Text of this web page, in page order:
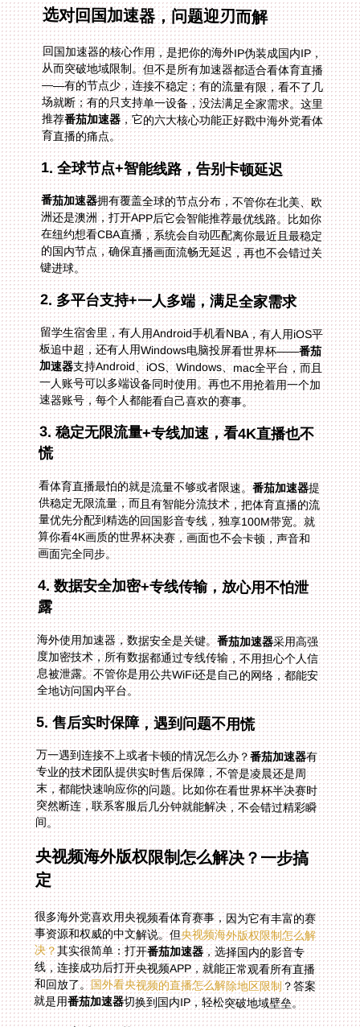
选对回国加速器，问题迎刃而解
回国加速器的核心作用，是把你的海外IP伪装成国内IP，
从而突破地域限制。但不是所有加速器都适合看体育直播
——有的节点少，连接不稳定；有的流量有限，看不了几
场就断；有的只支持单一设备，没法满足全家需求。这里
推荐番茄加速器，它的六大核心功能正好戳中海外党看体
育直播的痛点。
1. 全球节点+智能线路，告别卡顿延迟
番茄加速器拥有覆盖全球的节点分布，不管你在北美、欧
洲还是澳洲，打开APP后它会智能推荐最优线路。比如你
在纽约想看CBA直播，系统会自动匹配离你最近且最稳定
的国内节点，确保直播画面流畅无延迟，再也不会错过关
键进球。
2. 多平台支持+一人多端，满足全家需求
留学生宿舍里，有人用Android手机看NBA，有人用iOS平
板追中超，还有人用Windows电脑投屏看世界杯——番茄
加速器支持Android、iOS、Windows、mac全平台，而且
一人账号可以多端设备同时使用。再也不用抢着用一个加
速器账号，每个人都能看自己喜欢的赛事。
3. 稳定无限流量+专线加速，看4K直播也不
慌
看体育直播最怕的就是流量不够或者限速。番茄加速器提
供稳定无限流量，而且有智能分流技术，把体育直播的流
量优先分配到精选的回国影音专线，独享100M带宽。就
算你看4K画质的世界杯决赛，画面也不会卡顿，声音和
画面完全同步。
4. 数据安全加密+专线传输，放心用不怕泄
露
海外使用加速器，数据安全是关键。番茄加速器采用高强
度加密技术，所有数据都通过专线传输，不用担心个人信
息被泄露。不管你是用公共WiFi还是自己的网络，都能安
全地访问国内平台。
5. 售后实时保障，遇到问题不用慌
万一遇到连接不上或者卡顿的情况怎么办？番茄加速器有
专业的技术团队提供实时售后保障，不管是凌晨还是周
末，都能快速响应你的问题。比如你在看世界杯半决赛时
突然断连，联系客服后几分钟就能解决，不会错过精彩瞬
间。
央视频海外版权限制怎么解决？一步搞
定
很多海外党喜欢用央视频看体育赛事，因为它有丰富的赛
事资源和权威的中文解说。但央视频海外版权限制怎么解
决？其实很简单：打开番茄加速器，选择国内的影音专
线，连接成功后打开央视频APP，就能正常观看所有直播
和回放了。国外看央视频的直播怎么解除地区限制？答案
就是用番茄加速器切换到国内IP，轻松突破地域壁垒。